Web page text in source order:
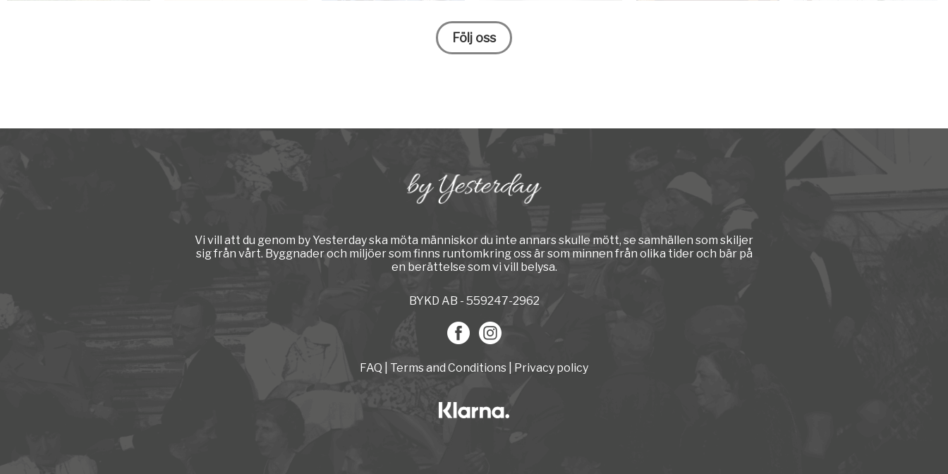
Följ oss
Vi vill att du genom by Yesterday ska möta människor du inte annars skulle mött, se samhällen som skiljer
sig från vårt. Byggnader och miljöer som finns runtomkring oss är som minnen från olika tider och bär på
en berättelse som vi vill belysa.
BYKD AB - 559247-2962
FAQ Terms and Conditions Privacy policy